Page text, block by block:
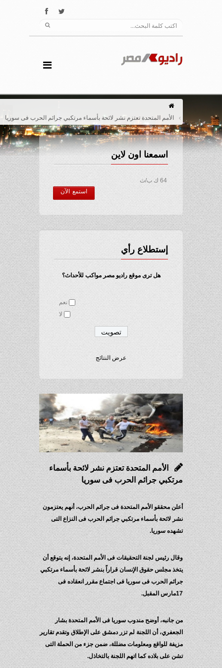
الأمم المتحدة تعتزم نشر لائحة بأسماء مرتكبي جرائم الحرب فى سوريا
اسمعنا اون لاين
64 ك ب/ث
استمع الآن
إستطلاع رأي
هل ترى موقع راديو مصر مواكب للأحداث؟
نعم
لا
عرض النتائج
الأمم المتحدة تعتزم نشر لائحة بأسماء
مرتكبي جرائم الحرب فى سوريا
أعلن محققو الأمم المتحدة فى جرائم الحرب، أنهم يعتزمون
نشر لائحة بأسماء مرتكبي جرائم الحرب فى النزاع التى
تشهده سوريا.
وقال رئيس لجنة التحقيقات فى الأمم المتحدة، إنه يتوقع أن
يتخذ مجلس حقوق الإنسان قراراً بنشر لائحة بأسماء مرتكبي
جرائم الحرب فى سوريا فى اجتماع مقرر انعقاده فى
17مارس المقبل.
من جانبه، أوضح مندوب سوريا فى الأمم المتحدة بشار
الجعفري، أن اللجنة لم تزر دمشق على الإطلاق وتقدم تقارير
مزيفة للواقع ومعلومات مضللة، ضمن جزء من الحملة التى
تشن على بلاده كما اتهم اللجنة بالتخاذل.